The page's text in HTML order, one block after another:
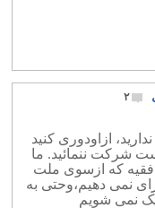
۲
ازاودوری کنید
شرکت ننمائید. ما
فقیه که ازسوی ملت
نمی دهیم،وحتی به
نمی شویم